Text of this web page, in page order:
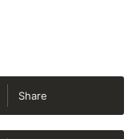
Share